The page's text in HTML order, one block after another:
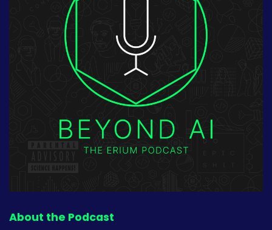
About the Podcast